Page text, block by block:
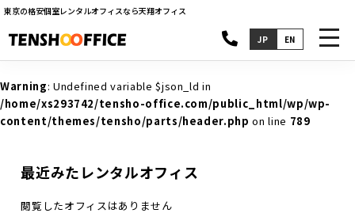
Warning: Undefined variable $json_ld in
/home/xs293742/tensho-office.com/public_html/wp/wp-
content/themes/tensho/parts/header.php on line 789
東京の格安個室レンタルオフィスなら天翔オフィス
JP EN
最近みたレンタルオフィス
閲覧したオフィスはありません